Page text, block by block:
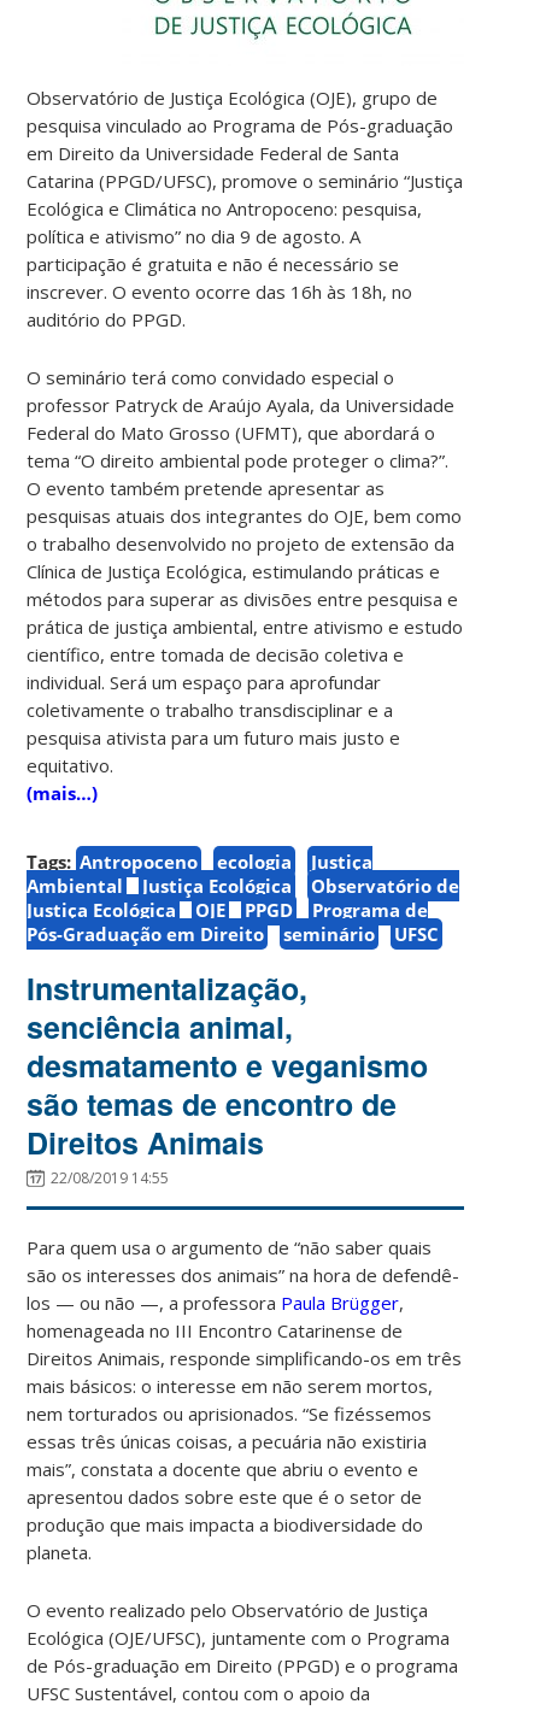
Observatório de Justiça Ecológica (OJE), grupo de
pesquisa vinculado ao Programa de Pós-graduação
em Direito da Universidade Federal de Santa
Catarina (PPGD/UFSC), promove o seminário “Justiça
Ecológica e Climática no Antropoceno: pesquisa,
política e ativismo” no dia 9 de agosto. A
participação é gratuita e não é necessário se
inscrever. O evento ocorre das 16h às 18h, no
auditório do PPGD.
O seminário terá como convidado especial o
professor Patryck de Araújo Ayala, da Universidade
Federal do Mato Grosso (UFMT), que abordará o
tema “O direito ambiental pode proteger o clima?”.
O evento também pretende apresentar as
pesquisas atuais dos integrantes do OJE, bem como
o trabalho desenvolvido no projeto de extensão da
Clínica de Justiça Ecológica, estimulando práticas e
métodos para superar as divisões entre pesquisa e
prática de justiça ambiental, entre ativismo e estudo
científico, entre tomada de decisão coletiva e
individual. Será um espaço para aprofundar
coletivamente o trabalho transdisciplinar e a
pesquisa ativista para um futuro mais justo e
equitativo.
(mais…)
Tags: Antropoceno ecologia
Justiça
Ambiental
Justiça Ecológica
Observatório de
Justiça Ecológica
OJE PPGD
Programa de
Pós-Graduação em Direito
seminário UFSC
Instrumentalização,
senciência animal,
desmatamento e veganismo
são temas de encontro de
Direitos Animais
22/08/2019 14:55
Para quem usa o argumento de “não saber quais
são os interesses dos animais” na hora de defendê-
los —ou não —, a professora Paula Brügger,
homenageada no III Encontro Catarinense de
Direitos Animais, responde simplificando-os em três
mais básicos: o interesse em não serem mortos,
nem torturados ou aprisionados. “Se fizéssemos
essas três únicas coisas, a pecuária não existiria
mais”, constata a docente que abriu o evento e
apresentou dados sobre este que é o setor de
produção que mais impacta a biodiversidade do
planeta.
O evento realizado pelo Observatório de Justiça
Ecológica (OJE/UFSC), juntamente com o Programa
de Pós-graduação em Direito(PPGD) e o programa
UFSC Sustentável, contou com o apoio da